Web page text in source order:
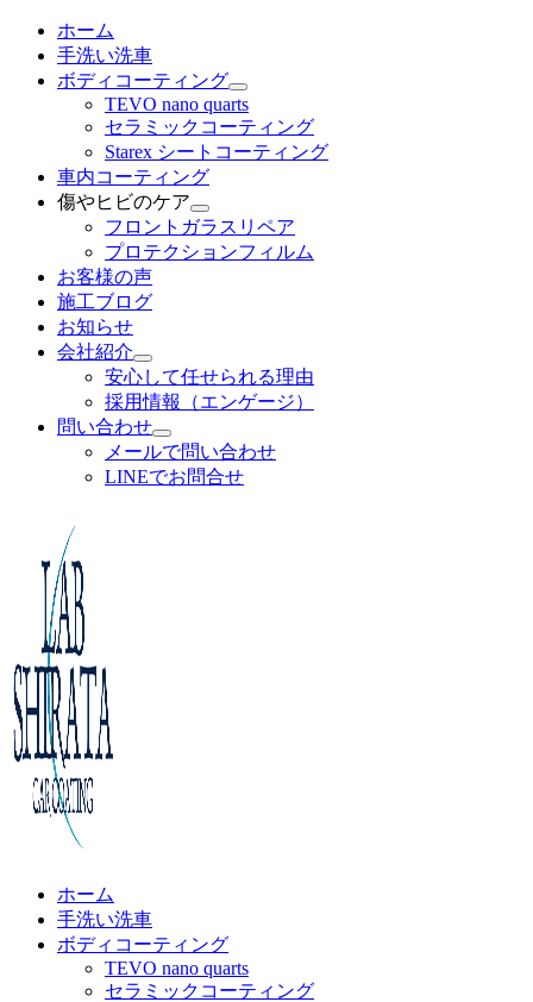
ホーム
手洗い洗車
ボディコーティング
TEVO nano quarts
セラミックコーティング
Starex シートコーティング
車内コーティング
傷やヒビのケア
フロントガラスリペア
プロテクションフィルム
お客様の声
施工ブログ
お知らせ
会社紹介
安心して任せられる理由
採用情報（エンゲージ）
問い合わせ
メールで問い合わせ
LINEでお問合せ
ホーム
手洗い洗車
ボディコーティング
TEVO nano quarts
セラミックコーティング